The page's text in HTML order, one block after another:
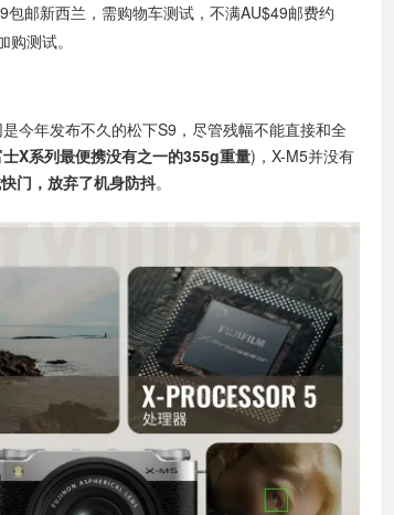
邮新西兰，需购物车测试，不满AU$49邮费约
测试。
今年发布不久的松下S9，尽管残幅不能直接和全
X系列最便携没有之一的355g重量)，X-M5并没有
门，放弃了机身防抖。